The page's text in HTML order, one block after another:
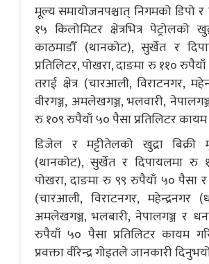
मूल्य समायोजनपश्चात् निगमको डिपो र
१५ किलोमिटर क्षेत्रभित्र पेट्रोलको
काठमाडौँ (थानकोट), सुर्खेत र
प्रतिलिटर, पोखरा, दाङमा रु ११०
तराई क्षेत्र (चारआली, विराटनगर,
वीरगञ्ज, अमलेखगञ्ज, भलवारी,
रु १०९ रुपैयाँ ५० पैसा प्रतिलिटर
डिजेल र मट्टीतेलको खुद्रा बिक्री
(थानकोट), सुर्खेत र दिपायलमा रु
पोखरा, दाङमा रु ९९ रुपैयाँ ५० पैसा र
(चारआली, विराटनगर, महेन्द्रनगर
अमलेखगञ्ज, भलबारी, नेपालगञ्ज र
रुपैयाँ ५० पैसा प्रतिलिटर कायम
प्रवक्ता वीरेन्द्र गोइतले जानकारी